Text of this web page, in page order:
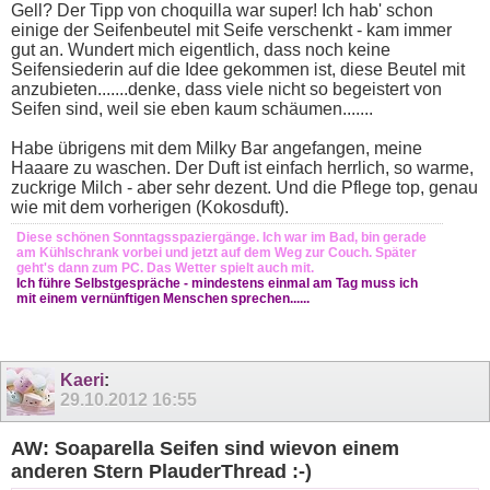
Gell? Der Tipp von choquilla war super! Ich hab' schon
einige der Seifenbeutel mit Seife verschenkt - kam immer
gut an. Wundert mich eigentlich, dass noch keine
Seifensiederin auf die Idee gekommen ist, diese Beutel mit
anzubieten.......denke, dass viele nicht so begeistert von
Seifen sind, weil sie eben kaum schäumen.......
Habe übrigens mit dem Milky Bar angefangen, meine
Haaare zu waschen. Der Duft ist einfach herrlich, so warme,
zuckrige Milch - aber sehr dezent. Und die Pflege top, genau
wie mit dem vorherigen (Kokosduft).
Diese schönen Sonntagsspaziergänge. Ich war im Bad, bin gerade
am Kühlschrank vorbei und jetzt auf dem Weg zur Couch. Später
geht's dann zum PC. Das Wetter spielt auch mit.
Ich führe Selbstgespräche - mindestens einmal am Tag muss ich
mit einem vernünftigen Menschen sprechen......
Kaeri:
29.10.2012 16:55
AW: Soaparella Seifen sind wievon einem
anderen Stern PlauderThread :-)